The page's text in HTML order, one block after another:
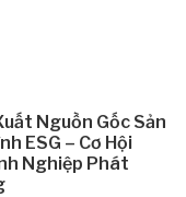
Nguồn Gốc Sản
ESG – Cơ Hội
Nghiệp Phát